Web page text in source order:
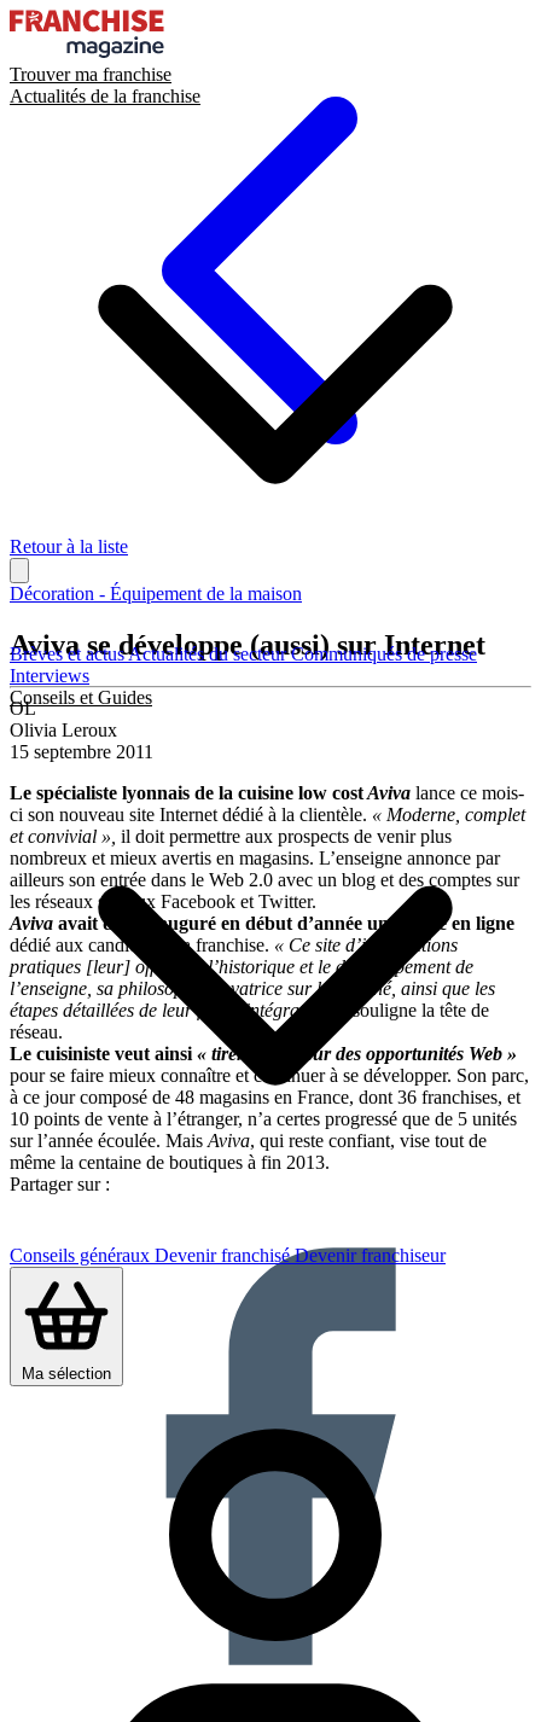
Trouver ma franchise
Actualités de la franchise
Brèves et actusActualités du secteurCommuniqués de presse
Interviews
Conseils et Guides
Conseils généraux Devenir franchiséDevenir franchiseur
Ma sélection
Retour à la liste
Décoration - Équipement de la maison
Aviva se développe (aussi) sur Internet
OL
Olivia Leroux
15 septembre 2011
Le spécialiste lyonnais de la cuisine low costAviva lance ce mois-
ci son nouveau site Internet dédié à la clientèle. « Moderne, complet
et convivial », il doit permettre aux prospects de venir plus
nombreux et mieux avertis en magasins. L’enseigne annonce par
ailleurs son entrée dans le Web 2.0 avec un blog et des comptes sur
les réseaux sociaux Facebook et Twitter.
Aviva avait déjà inauguré en début d’année un espace en ligne
dédié aux candidats à la franchise. « Ce site d’informations
pratiques [leur] offre tout l’historique et le développement de
l’enseigne, sa philosophie novatrice sur le marché, ainsi que les
étapes détaillées de leur future intégration »
, souligne la tête de
réseau.
Le cuisiniste veut ainsi « tirer le meilleur des opportunités Web »
pour se faire mieux connaître et continuer à se développer. Son parc,
à ce jour composé de 48 magasins en France, dont 36 franchises, et
10 points de vente à l’étranger, n’a certes progressé que de 5 unités
sur l’année écoulée. Mais Aviva, qui reste confiant, vise tout de
même la centaine de boutiques à fin 2013.
Partager sur :